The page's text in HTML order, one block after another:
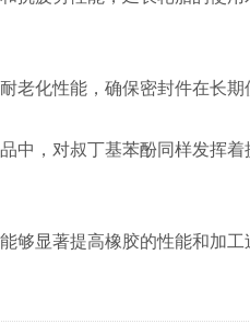
化性能，确保密封件在长期
中，对叔丁基苯酚同样发挥
够显著提高橡胶的性能和加